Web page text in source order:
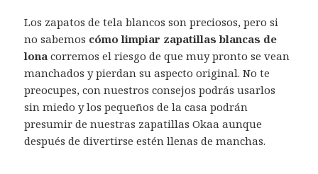
Los zapatos de tela blancos son preciosos, pero si
no sabemos cómo limpiar zapatillas blancas de
lona corremos el riesgo de que muy pronto se vean
manchados y pierdan su aspecto original. No te
preocupes, con nuestros consejos podrás usarlos
sin miedo y los pequeños de la casa podrán
presumir de nuestras zapatillas Okaa aunque
después de divertirse estén llenas de manchas.